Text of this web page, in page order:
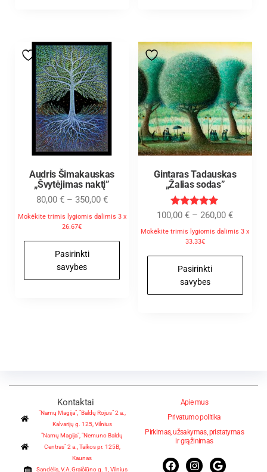
Audris Šimakauskas
„Švytėjimas naktį”
80,00 € – 350,00 €
Mokėkite trimis lygiomis dalimis 3 x
26.67€
Pasirinkti
savybes
Gintaras Tadauskas
„Žalias sodas”
Įvertinimas
5.00
iš 5
100,00€ – 260,00€
Mokėkite trimis lygiomis dalimis 3 x
33.33€
Pasirinkti
savybes
Kontaktai
"Namų Magija", "Baldų Rojus" 2 a.,
Kalvarijų g. 125, Vilnius
"Namų Magija", "Nemuno Baldų
Centras" 2 a., Taikos pr. 125B,
Kaunas
Sandėlis, V.A.Graičiūno g. 1, Vilnius
Apie mus
Privatumo politika
Pirkimas, užsakymas, pristatymas
ir grąžinimas